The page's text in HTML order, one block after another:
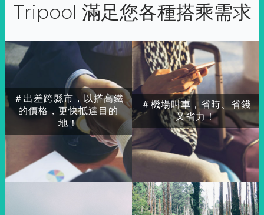
Tripool 滿足您各種搭乘需求
＃出差跨縣市，以搭高鐵
的價格，更快抵達目的
地！
＃機場叫車，省時、省錢
又省力！